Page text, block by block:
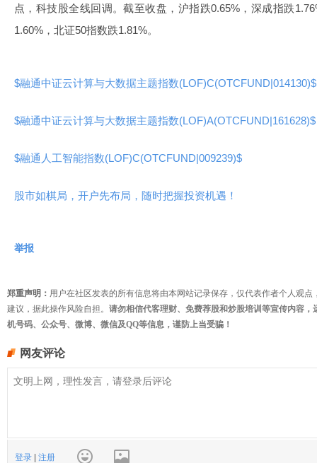
点，科技股全线回调。截至收盘，沪指跌0.65%，深成指跌
1.60%，北证50指数跌1.81%。
$融通中证云计算与大数据主题指数(LOF)C(OTCFUND|014130)$
$融通中证云计算与大数据主题指数(LOF)A(OTCFUND|161628)$
$融通人工智能指数(LOF)C(OTCFUND|009239)$
股市如棋局，开户先布局，随时把握投资机遇！
举报
郑重声明： 用户在社区发表的所有信息将由本网站记录保存，仅代表作者个人观
建议，据此操作风险自担。 请勿相信代客理财、免费荐股和炒股培训等宣传内容
机号码、公众号、微博、微信及QQ等信息，谨防上当受骗！
网友评论
登录 注册